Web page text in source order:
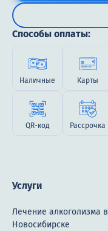
Способы оплаты:
Наличные Карты
QR-код Рассрочка
Услуги
Лечение алкоголизма в
Новосибирске